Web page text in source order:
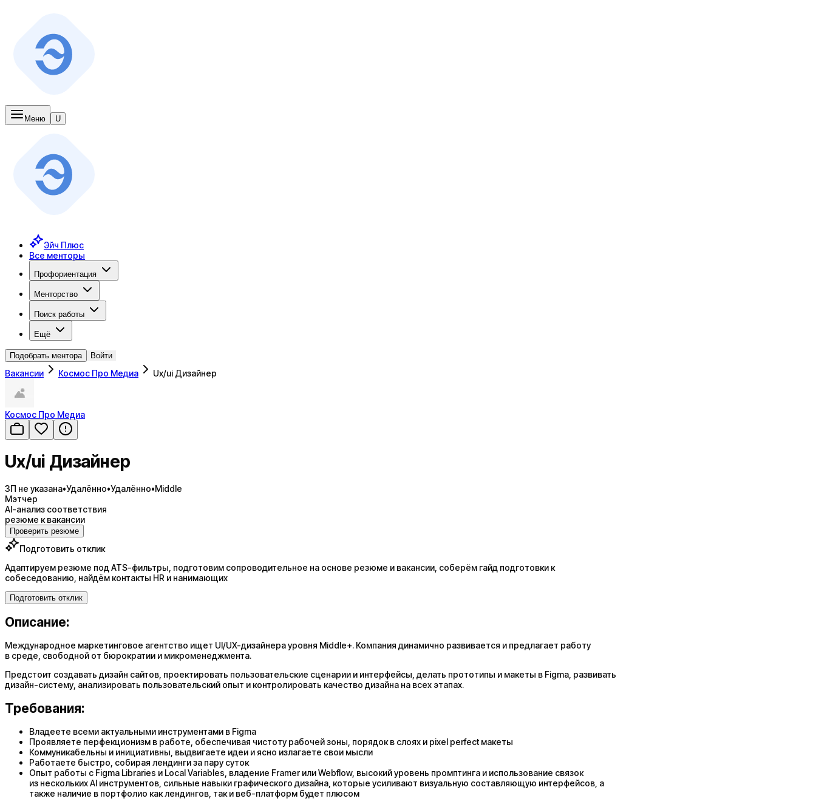
Меню U
Эйч Плюс
Все менторы
Профориентация
Менторство
Поиск работы
Ещё
Подобрать ментора Войти
Вакансии Космос Про Медиа Ux/ui Дизайнер
Космос Про Медиа
Ux/ui Дизайнер
ЗП не указана•Удалённо•Удалённо•Middle
Мэтчер
AI-анализ соответствия
резюме к вакансии
Проверить резюме
Подготовить отклик
Адаптируем резюме под ATS-фильтры, подготовим сопроводительное на основе резюме и вакансии, соберём гайд подготовки к
собеседованию, найдём контакты HR и нанимающих
Подготовить отклик
Описание:
Международное маркетинговое агентство ищет UI/UX-дизайнера уровня Middle+. Компания динамично развивается и предлагает работу
в среде, свободной от бюрократии и микроменеджмента.
Предстоит создавать дизайн сайтов, проектировать пользовательские сценарии и интерфейсы, делать прототипы и макеты в Figma, развивать
дизайн-систему, анализировать пользовательский опыт и контролировать качество дизайна на всех этапах.
Требования:
Владеете всеми актуальными инструментами в Figma
Проявляете перфекционизм в работе, обеспечивая чистоту рабочей зоны, порядок в слоях и pixel perfect макеты
Коммуникабельны и инициативны, выдвигаете идеи и ясно излагаете свои мысли
Работаете быстро, собирая лендинги за пару суток
Опыт работы с Figma Libraries и Local Variables, владение Framer или Webflow, высокий уровень промптинга и использование связок
из нескольких AI инструментов, сильные навыки графического дизайна, которые усиливают визуальную составляющую интерфейсов, а
также наличие в портфолио как лендингов, так и веб-платформ будет плюсом